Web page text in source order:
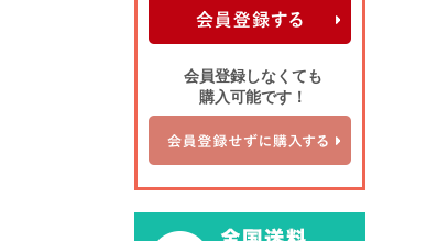
会員登録しなくても
購入可能です！